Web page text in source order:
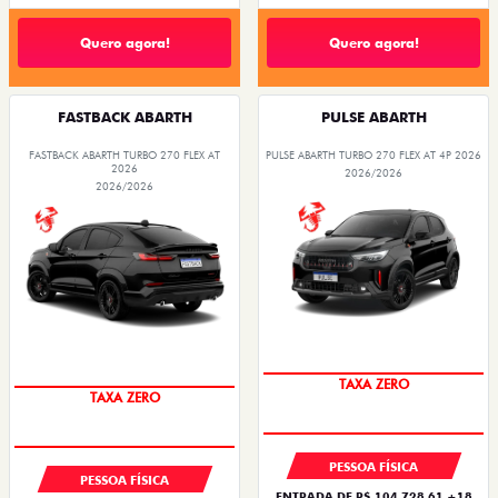
Quero agora! Quero agora!
FASTBACK ABARTH
FASTBACK ABARTH TURBO 270 FLEX AT
2026
2026/2026
PESSOA FÍSICA
PULSE ABARTH
PULSE ABARTH TURBO 270 FLEX AT 4P 2026
2026/2026
PESSOA FÍSICA
ENTRADA DE R$ 104.728,61 +18